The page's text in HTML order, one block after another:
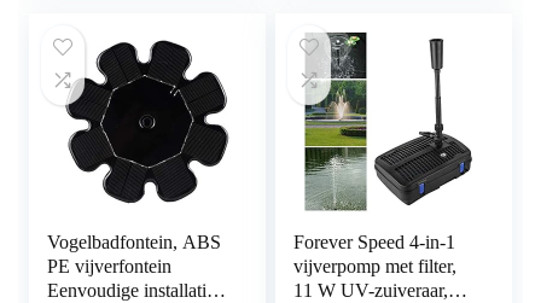
Vogelbadfontein, ABS
PE vijverfontein
Eenvoudige installatie
Forever Speed 4-in-1
vijverpomp met filter,
11 W UV-zuiveraar,